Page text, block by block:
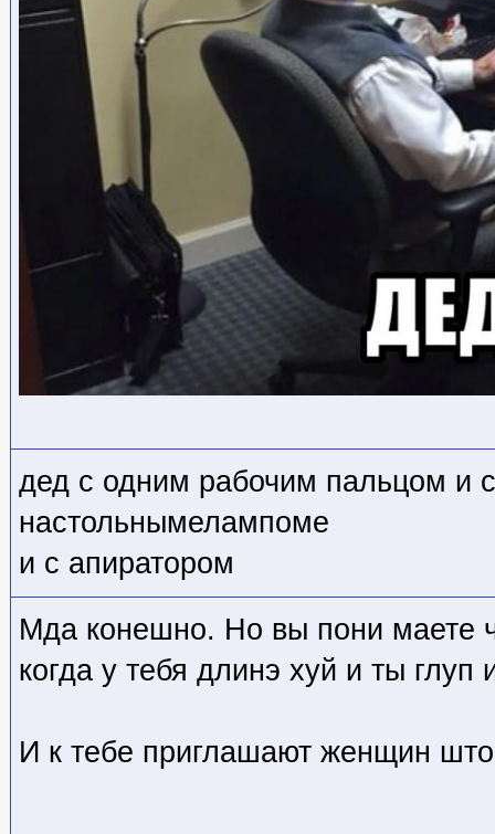
дед с одним рабочим пальцом и
настольнымелампоме
и с апиратором
Мда конешно. Но вы пони маете
когда у тебя длинэ хуй и ты глуп
И к тебе приглашают женщин